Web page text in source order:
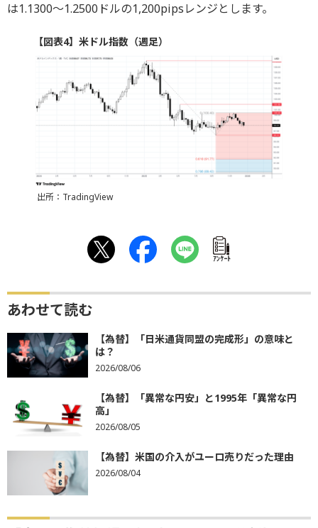
は1.1300～1.2500ドルの1,200pipsレンジとします。
【図表4】米ドル指数（週足）
出所：TradingView
ｱﾝｹｰﾄ
あわせて読む
【為替】「日米通貨同盟の完成形」の意味と
は？
2026/08/06
【為替】「異常な円安」と1995年「異常な円
高」
2026/08/05
【為替】米国の介入がユーロ売りだった理由
2026/08/04